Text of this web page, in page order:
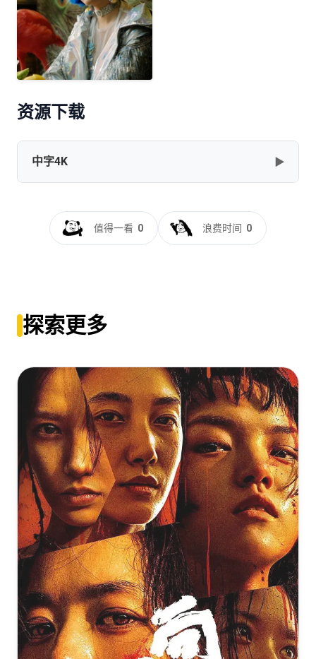
资源下载
中字4K ▶
轨].My.Dear.Liar.2019.2160p.WEB-
DL.60fps.H265.10bit.DDP5.1-TAGWEB
DL.H265.60fps.DDP5.1-DreamHD
受益人[高码版][国语配音+中文字
幕].My.Dear.Liar.2019.2160p.HQ.WEB-DL.H265.DDP5.1-
DreamHD
[15.98GB] 复制 下载
受益人[国语中字].My.Dear.Liar.2019.2160p.WEB-
DL.H265.DDP5.1-10006@BBQDDQ 12.07GB
[12.07GB] 复制 下载
受益人.H265
版.My.Dear.Liar.2019.HD4K.X265.AAC.Mandarin.CHS-
ENG.Mp4Ba
[2.58GB] 复制 下载
值得一看 0 浪费时间 0
探索更多